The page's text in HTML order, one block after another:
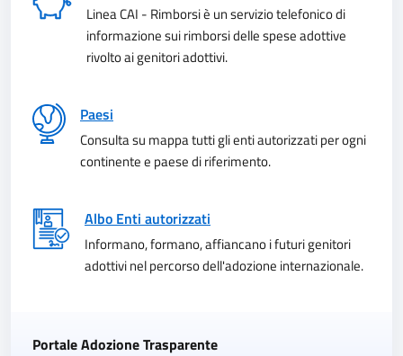
Linea CAI - Rimborsi è un servizio telefonico di
informazione sui rimborsi delle spese adottive
rivolto ai genitori adottivi.
Paesi
Consulta su mappa tutti gli enti autorizzati per ogni
continente e paese di riferimento.
Albo Enti autorizzati
Informano, formano, affiancano i futuri genitori
adottivi nel percorso dell'adozione internazionale.
Portale Adozione Trasparente